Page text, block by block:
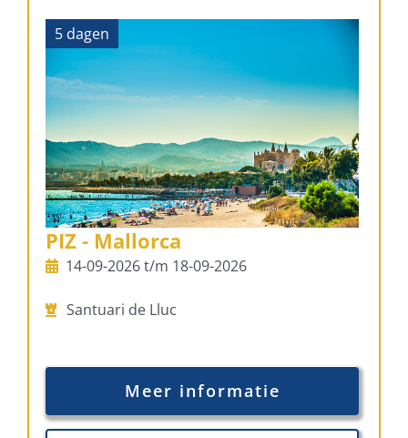
5 dagen
PIZ - Mallorca
14-09-2026 t/m 18-09-2026
Santuari de Lluc
Meer informatie